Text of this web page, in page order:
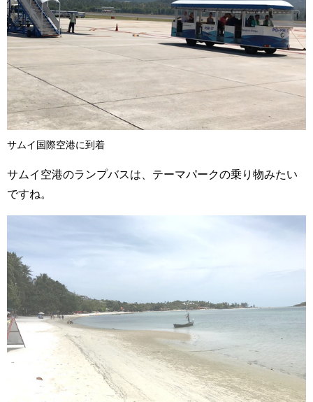
サムイ国際空港に到着
サムイ空港のランプバスは、テーマパークの乗り物みたい
ですね。